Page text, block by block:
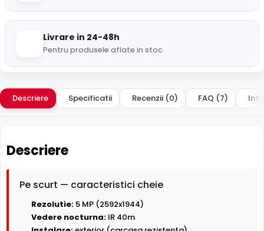
Livrare in 24-48h
Pentru produsele aflate in stoc
Descriere Specificatii Recenzii (0) FAQ (7)
Descriere
Pe scurt — caracteristici cheie
Rezolutie: 5 MP (2592x1944)
Vedere nocturna: IR 40m